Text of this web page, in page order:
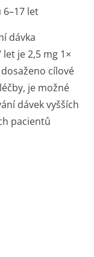
let
dávka
je 2,5 mg 1×
cílové
je možné
dávek vyšších
pacientů